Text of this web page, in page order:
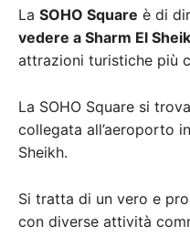
La SOHO Square è di
vedere a Sharm El
attrazioni turistiche più
La SOHO Square si
collegata all’aeroporto
Sheikh.
Si tratta di un vero e
con diverse attività